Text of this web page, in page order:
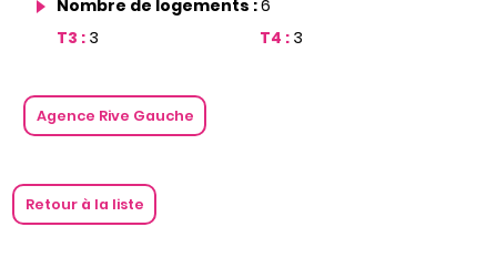
Nombre de logements :6
T3 : 3 T4 : 3
Agence Rive Gauche
Retour à la liste